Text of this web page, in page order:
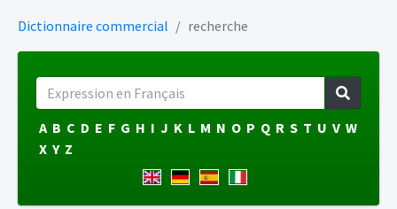
Dictionnaire commercial recherche
A B C D E F G H I J K L M N O P Q R S T U V W
X Y Z